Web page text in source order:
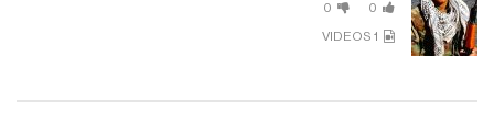
0
0
1 VIDEOS